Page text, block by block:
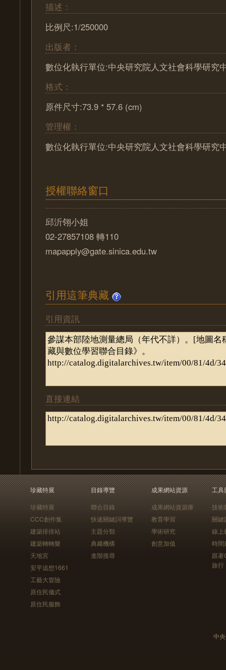
描述：
比例尺:1/250000
出版者：
數位化執行單位:中央研究院人文社會科學研究
格式：
原件尺寸:73.9 * 57.6 (cm)
管理權：
數位化執行單位:中央研究院人文社會科學研究
授權聯絡窗口
邱沂翎小姐
02-27857108 轉110
mapapply@gate.sinica.edu.tw
引用這筆典藏
引用資訊
直接連結
珍藏特展
珍藏特展
CCC創作集
建築排排站
建築轉轉樂
天地宮
安平追想1661
工藝大冒險
原住民儀式
原住民服飾
目錄導覽
聯合目錄
快速關鍵詞導覽
主題分類
典藏機構
進階搜尋
成果網站資源
成果網站資源庫
教育學習
學術研究
創意加值
工具
技術
關鍵
線上
時間
跟
旅行
中